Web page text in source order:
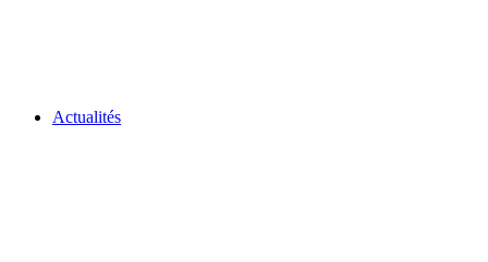
Actualités